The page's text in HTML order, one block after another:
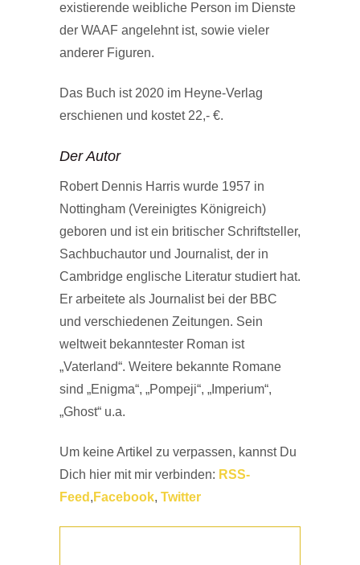
existierende weibliche Person im Dienste
der WAAF angelehnt ist, sowie vieler
anderer Figuren.
Das Buch ist 2020 im Heyne-Verlag
erschienen und kostet 22,- €.
Der Autor
Robert Dennis Harris wurde 1957 in
Nottingham (Vereinigtes Königreich)
geboren und ist ein britischer Schriftsteller,
Sachbuchautor und Journalist, der in
Cambridge englische Literatur studiert hat.
Er arbeitete als Journalist bei der BBC
und verschiedenen Zeitungen. Sein
weltweit bekanntester Roman ist
„Vaterland“. Weitere bekannte Romane
sind „Enigma“, „Pompeji“, „Imperium“,
„Ghost“ u.a.
Um keine Artikel zu verpassen, kannst Du
Dich hier mit mir verbinden: RSS-
Feed , Facebook, Twitter